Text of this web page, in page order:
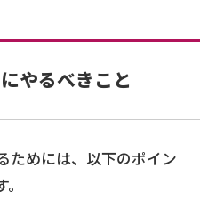
やるべきこと
ためには、以下のポイン